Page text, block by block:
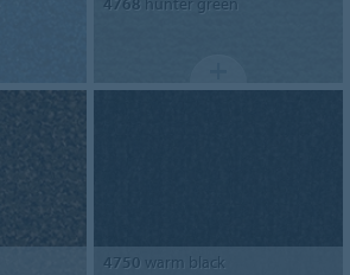
4750 warm black